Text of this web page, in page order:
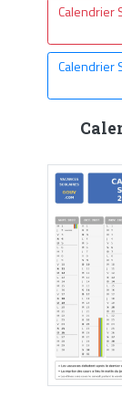
Calendrier
Calendrier